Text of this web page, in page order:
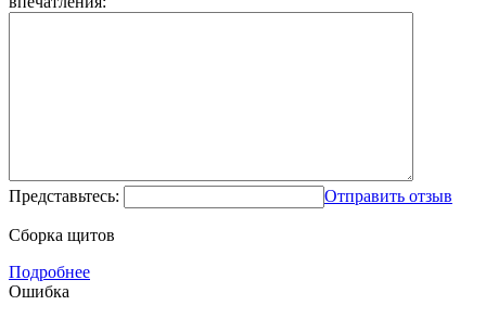
Представьтесь: Отправить отзыв
Сборка щитов
Подробнее
Ошибка